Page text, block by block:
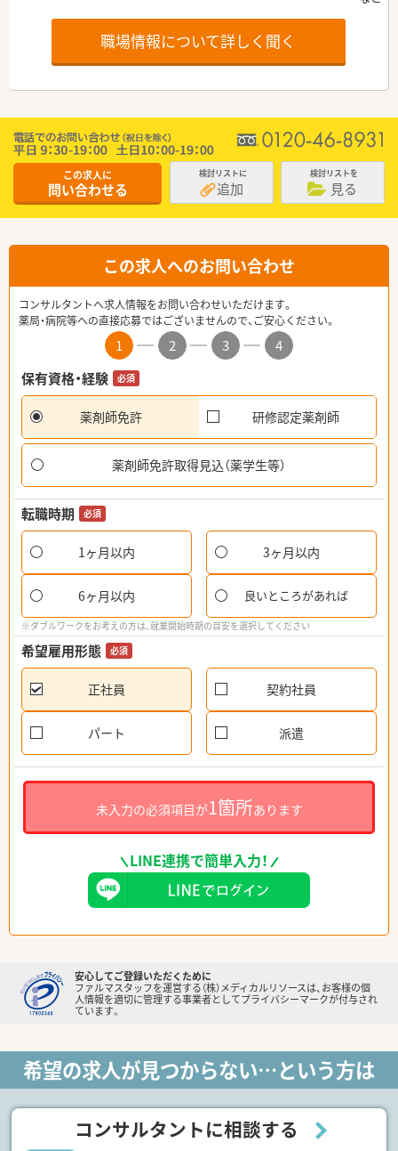
職場情報について詳しく聞く
この求人に
問い合わせる
検討リストに
追加
検討リストを
見る
この求人へのお問い合わせ
コンサルタントへ求人情報をお問い合わせいただけます。
薬局・病院等への直接応募ではございませんので、ご安心ください。
1 2 3
4
保有資格・経験
必須
薬剤師免許 研修認定薬剤師
薬剤師免許取得見込（薬学生等）
転職時期 必須
1ヶ月以内 3ヶ月以内
6ヶ月以内 良いところがあれば
※ダブルワークをお考えの方は、就業開始時期の目安を選択してください
希望雇用形態 必須
正社員 契約社員
パート 派遣
未入力の必須項目が1箇所あります
LINE連携で簡単入力！
安心してご登録いただくために
ファルマスタッフを運営する（株）メディカルリソースは、お客様の個
人情報を適切に管理する事業者としてプライバシーマークが付与され
ています。
希望の求人が見つからない…という方は
コンサルタントに相談する